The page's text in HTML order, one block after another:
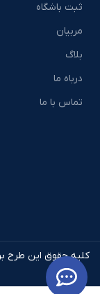
ثبت باشگاه
مربیان
بلاگ
درباه ما
تماس با ما
کلیه حقوق این طرح